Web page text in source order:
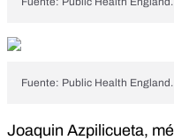
Fuente: Public Health England.
Joaquin Azpilicueta,